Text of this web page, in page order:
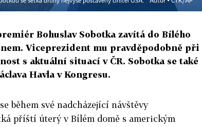
Bohuslav Sobotka zavítá do Bílého
Viceprezident mu pravděpodobně při
s aktuální situací v ČR. Sobotka se také
Havla v Kongresu.
během své nadcházející návštěvy
příští úterý v Bílém domě s americkým